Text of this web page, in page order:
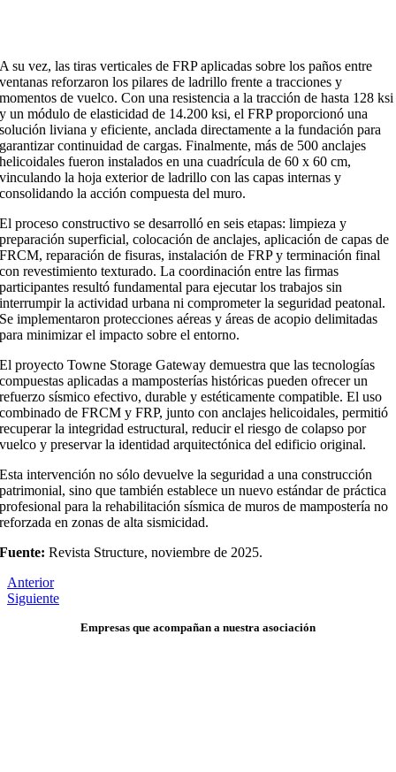
A su vez, las tiras verticales de FRP aplicadas sobre los paños entre
ventanas reforzaron los pilares de ladrillo frente a tracciones y
momentos de vuelco. Con una resistencia a la tracción de hasta 128 ksi
y un módulo de elasticidad de 14.200 ksi, el FRP proporcionó una
solución liviana y eficiente, anclada directamente a la fundación para
garantizar continuidad de cargas. Finalmente, más de 500 anclajes
helicoidales fueron instalados en una cuadrícula de 60 x 60 cm,
vinculando la hoja exterior de ladrillo con las capas internas y
consolidando la acción compuesta del muro.
El proceso constructivo se desarrolló en seis etapas: limpieza y
preparación superficial, colocación de anclajes, aplicación de capas de
FRCM, reparación de fisuras, instalación de FRP y terminación final
con revestimiento texturado. La coordinación entre las firmas
participantes resultó fundamental para ejecutar los trabajos sin
interrumpir la actividad urbana ni comprometer la seguridad peatonal.
Se implementaron protecciones aéreas y áreas de acopio delimitadas
para minimizar el impacto sobre el entorno.
El proyecto Towne Storage Gateway demuestra que las tecnologías
compuestas aplicadas a mamposterías históricas pueden ofrecer un
refuerzo sísmico efectivo, durable y estéticamente compatible. El uso
combinado de FRCM y FRP, junto con anclajes helicoidales, permitió
recuperar la integridad estructural, reducir el riesgo de colapso por
vuelco y preservar la identidad arquitectónica del edificio original.
Esta intervención no sólo devuelve la seguridad a una construcción
patrimonial, sino que también establece un nuevo estándar de práctica
profesional para la rehabilitación sísmica de muros de mampostería no
reforzada en zonas de alta sismicidad.
Fuente: Revista Structure, noviembre de 2025.
Anterior
Siguiente
Empresas que acompañan a nuestra asociación